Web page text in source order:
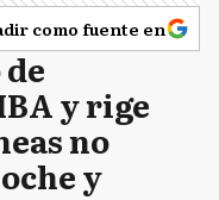
como fuente en
y rige
no
y